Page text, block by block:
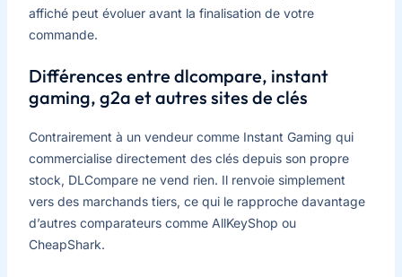
affiché peut évoluer avant la finalisation de votre
commande.
Différences entre dlcompare, instant
gaming, g2a et autres sites de clés
Contrairement à un vendeur comme Instant Gaming qui
commercialise directement des clés depuis son propre
stock, DLCompare ne vend rien. Il renvoie simplement
vers des marchands tiers, ce qui le rapproche davantage
d’autres comparateurs comme AllKeyShop ou
CheapShark.